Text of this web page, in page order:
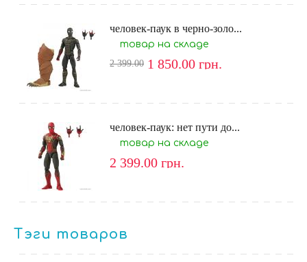
человек-паук в черно-золо...
товар на складе
2 399.00 1 850.00 грн.
человек-паук: нет пути до...
товар на складе
2 399.00 грн.
Тэги товаров